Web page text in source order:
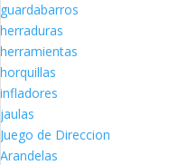
guardabarros
herraduras
herramientas
horquillas
infladores
jaulas
Juego de Direccion
Arandelas